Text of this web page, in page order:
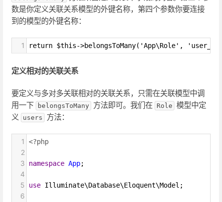
数是你定义关联关系模型的外键名称，第四个参数你要连接
到的模型的外键名称：
1 return $this->belongsToMany('App\Role',
定义相对的关联关系
要定义与多对多关联相对的关联关系，只需在关联模型中调
用一下
belongsToMany 方法即可。我们在 Role 模型中定
义 users 方法：
1 <?php
2
3
namespace App;
4
5
use Illuminate\Database\Eloquent\Model ;
6